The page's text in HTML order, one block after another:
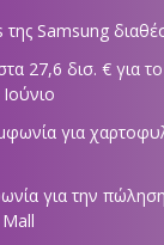
Samsung
27,6 δισ. € για
για
για την